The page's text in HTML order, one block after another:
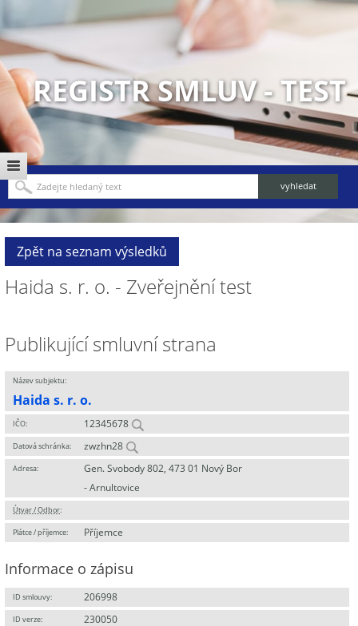
REGISTR SMLUV - TEST
Zpět na seznam výsledků
Haida s. r. o. - Zveřejnění test
Publikující smluvní strana
Název subjektu:
Haida s. r. o.
IČO: 12345678
Datová schránka: zwzhn28
Adresa:
Gen. Svobody 802, 473 01 Nový Bor
- Arnultovice
Útvar / Odbor:
Plátce / příjemce: Příjemce
Informace o zápisu
ID smlouvy: 206998
ID verze: 230050